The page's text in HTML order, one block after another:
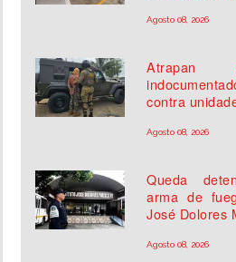
Agosto 08, 2026
Atrapan
contra
Agosto 08, 2026
Queda
arma de
José Dolores
Agosto 08, 2026